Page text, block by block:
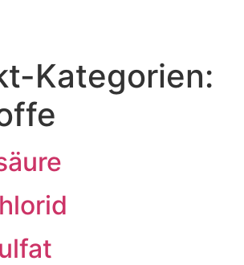
Kategorien: